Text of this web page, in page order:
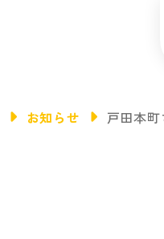
お知らせ 戸田本